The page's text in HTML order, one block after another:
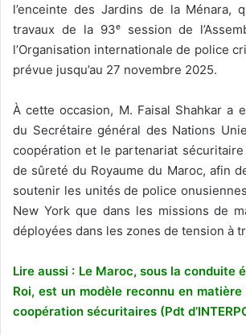
l’enceinte des Jardins de la Ménara,
travaux de la 93ᵉ session de
l’Organisation internationale de police
prévue jusqu’au 27 novembre 2025.
À cette occasion, M. Faisal Shahkar a
du Secrétaire général des Nations
coopération et le partenariat
de sûreté du Royaume du Maroc, afin
soutenir les unités de police
New York que dans les missions de
déployées dans les zones de tension à
Lire aussi : Le Maroc, sous la conduite
Roi, est un modèle reconnu en matière
coopération sécuritaires (Pdt